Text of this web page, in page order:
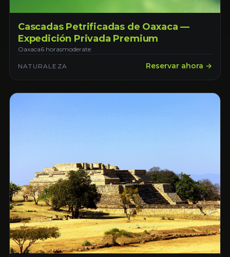
Cascadas Petrificadas de Oaxaca —
Expedición Privada Premium
Oaxaca6 horasmoderate
NATURALEZA Reservar ahora →